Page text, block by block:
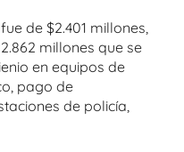
de $2.401 millones,
millones que se
en equipos de
pago de
de policía,